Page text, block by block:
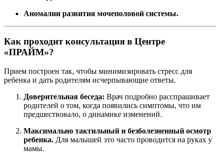
Аномалии развития мочеполовой системы.
Как проходит консультация в Центре
«ПРАЙМ»?
Прием построен так, чтобы минимизировать стресс для
ребенка и дать родителям исчерпывающие ответы.
Доверительная беседа: Врач подробно расспрашивает
родителей о том, когда появились симптомы, что им
предшествовало, о динамике изменений.
Максимально тактильный и безболезненный осмотр
ребенка. Для малышей это часто проводится на руках у
мамы.